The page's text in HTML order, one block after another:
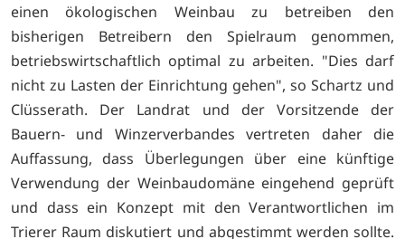
einen ökologischen Weinbau zu betreiben den
bisherigen Betreibern den Spielraum genommen,
betriebswirtschaftlich optimal zu arbeiten. "Dies darf
nicht zu Lasten der Einrichtung gehen", so Schartz und
Clüsserath. Der Landrat und der Vorsitzende der
Bauern- und Winzerverbandes vertreten daher die
Auffassung, dass Überlegungen über eine künftige
Verwendung der Weinbaudomäne eingehend geprüft
und dass ein Konzept mit den Verantwortlichen im
Trierer Raum diskutiert und abgestimmt werden sollte.